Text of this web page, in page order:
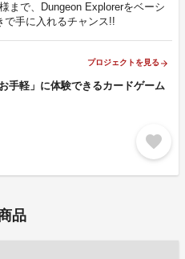
まで、Dungeon Explorerをベーシ
で手に入れるチャンス!!
プロジェクトを見る arrow_forward
手軽」に体験できるカードゲーム
favorite
品